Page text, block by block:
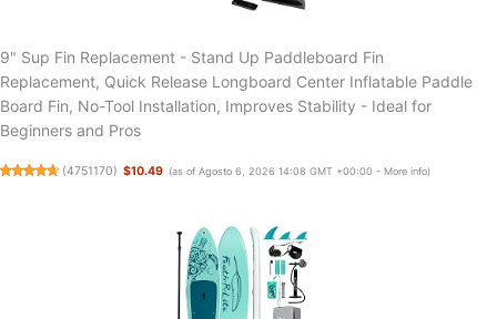
9" Sup Fin Replacement - Stand Up Paddleboard Fin
Replacement, Quick Release Longboard Center Inflatable Paddle
Board Fin, No-Tool Installation, Improves Stability - Ideal for
Beginners and Pros
(4751170) $10.49 (as of Agosto 6, 2026 14:08 GMT +00:00 - More info)